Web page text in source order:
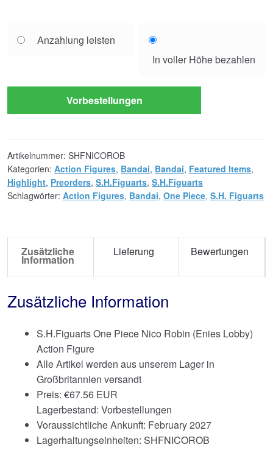
your
Anzahlung leisten
In voller Höhe bezahlen
Vorbestellungen
Artikelnummer: SHFNICOROB
Kategorien: Action Figures, Bandai, Bandai, Featured Items,
Highlight, Preorders, S.H.Figuarts, S.H.Figuarts
Schlagwörter: Action Figures, Bandai, One Piece, S.H. Figuarts
Zusätzliche
Information
Lieferung Bewertungen
Zusätzliche Information
S.H.Figuarts One Piece Nico Robin (Enies Lobby)
Action Figure
Alle Artikel werden aus unserem Lager in
Großbritannien versandt
Preis: €67.56 EUR
Lagerbestand: Vorbestellungen
Voraussichtliche Ankunft: February 2027
Lagerhaltungseinheiten: SHFNICOROB